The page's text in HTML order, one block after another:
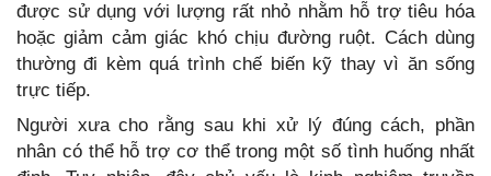
được sử dụng với lượng rất nhỏ nhằm hỗ trợ tiêu hóa
hoặc giảm cảm giác khó chịu đường ruột. Cách dùng
thường đi kèm quá trình chế biến kỹ thay vì ăn sống
trực tiếp.
Người xưa cho rằng sau khi xử lý đúng cách, phần
nhân có thể hỗ trợ cơ thể trong một số tình huống nhất